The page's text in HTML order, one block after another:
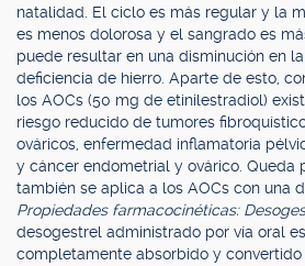
natalidad. El ciclo es más regular y la
es menos dolorosa y el sangrado es
puede resultar en una disminución en
deficiencia de hierro. Aparte de esto,
los AOCs (50 mg de etinilestradiol)
riesgo reducido de tumores
ováricos, enfermedad inflamatoria
y cáncer endometrial y ovárico. Queda
también se aplica a los AOCs con una
Propiedades farmacocinéticas:
desogestrel administrado por vía oral
completamente absorbido y convertido